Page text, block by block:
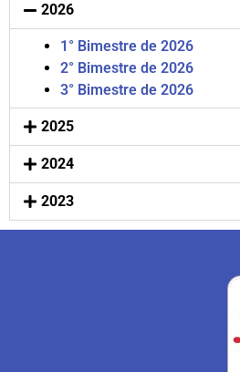
2026
1° Bimestre de 2026
2° Bimestre de 2026
3° Bimestre de 2026
2025
2024
2023